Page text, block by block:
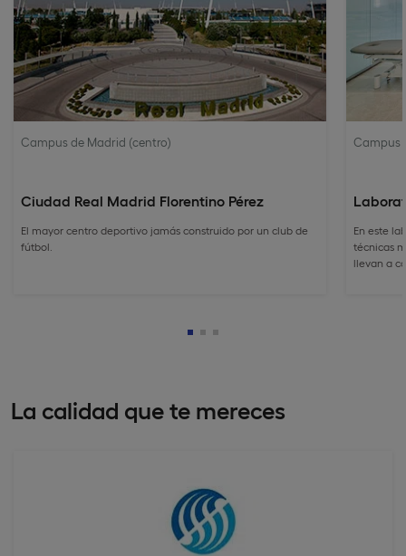
Campus de Madrid (centro)
Ciudad Real Madrid Florentino Pérez
El mayor centro deportivo jamás construido por un club de
fútbol.
Campus
En este
técnicas
llevan a
La calidad que te mereces